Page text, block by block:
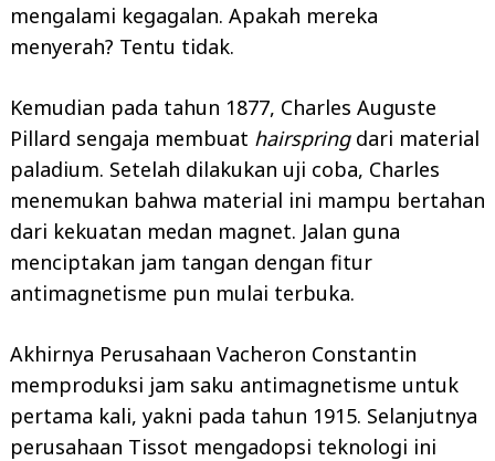
mengalami kegagalan. Apakah mereka
menyerah? Tentu tidak.
Kemudian pada tahun 1877, Charles Auguste
Pillard sengaja membuat hairspringdari material
paladium. Setelah dilakukan uji coba, Charles
menemukan bahwa material ini mampu bertahan
dari kekuatan medan magnet. Jalan guna
menciptakan jam tangan dengan fitur
antimagnetisme pun mulai terbuka.
Akhirnya Perusahaan Vacheron Constantin
memproduksi jam saku antimagnetisme untuk
pertama kali, yakni pada tahun 1915. Selanjutnya
perusahaan Tissot mengadopsi teknologi ini